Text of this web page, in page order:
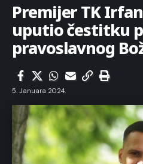
Premijer TK
uputio čestitku
pravoslavnog
5. Januara 2024.